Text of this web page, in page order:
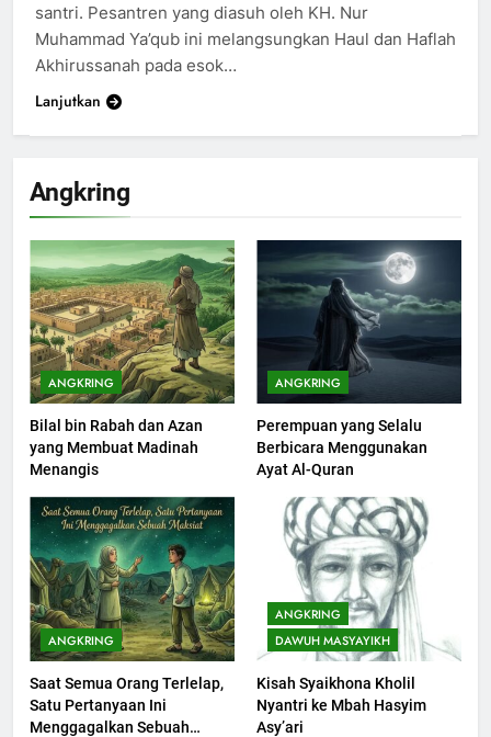
Angkring
ANGKRING
Bilal bin Rabah dan Azan
yang Membuat Madinah
Menangis
ANGKRING
Perempuan yang Selalu
Berbicara Menggunakan
Ayat Al-Quran
ANGKRING
Saat Semua Orang Terlelap,
Satu Pertanyaan Ini
Menggagalkan Sebuah
ANGKRING
DAWUH MASYAYIKH
Kisah Syaikhona Kholil
Nyantri ke Mbah Hasyim
Asy’ari
200
Khutbah Idul Fitri di Rumah
KHUTBAH
201
Khutbah jumat: Sejarah
Seebagai Pembangkit Jiwa
KHUTBAH
202
santri. Pesantren yang diasuh oleh KH. Nur
Muhammad Ya’qub ini melangsungkan Haul dan Haflah
Akhirussanah pada esok…
Lanjutkan